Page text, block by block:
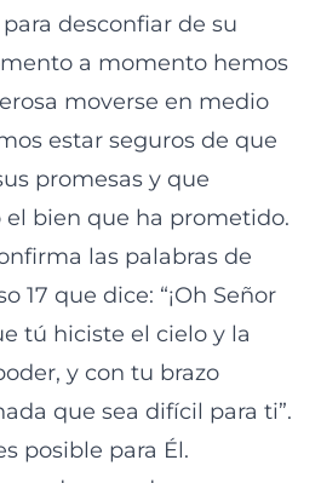
desconfiar de su
a momento hemos
moverse en medio
estar seguros de que
promesas y que
bien que ha prometido.
las palabras de
17 que dice: “¡Oh Señor
tú hiciste el cielo y la
y con tu brazo
que sea difícil para ti”.
posible para Él.